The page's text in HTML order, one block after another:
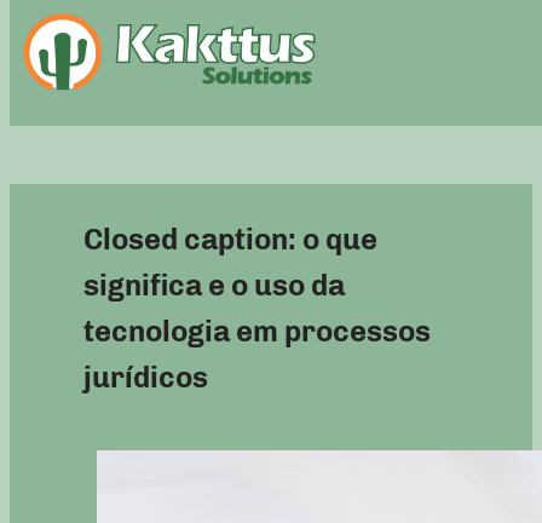
Closed caption: o que
significa e o uso da
tecnologia em processos
jurídicos